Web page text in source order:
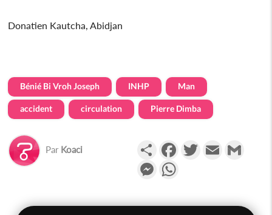
Donatien Kautcha, Abidjan
Bénié Bi Vroh Joseph INHP Man
accident circulation Pierre Dimba
Par Koaci PartagerFacebookTwitterEmail
Messenger